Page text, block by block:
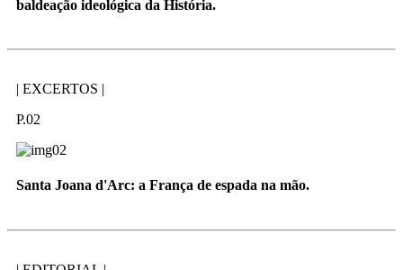
baldeação ideológica da História.
| EXCERTOS |
P.02
Santa Joana d'Arc: a França de espada na mão.